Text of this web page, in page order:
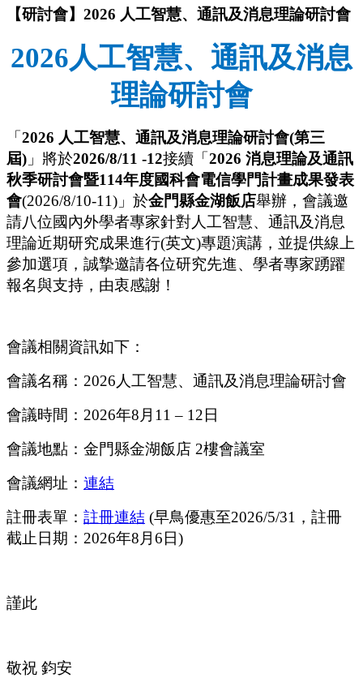
【研討會】2026 人工智慧、通訊及消息理論研討會
2026人工智慧、通訊及消息
理論研討會
「 2026 人工智慧、通訊及消息理論研討會(第三
屆) 」將於2026/8/11 -12接續「 2026 消息理論及通訊
秋季研討會暨114年度國科會電信學門計畫成果發表
會(2026/8/10-11) 」於金門縣金湖飯店舉辦，會議邀
請八位國內外學者專家針對人工智慧、通訊及消息
理論近期研究成果進行(英文)專題演講，並提供線上
參加選項，誠摯邀請各位研究先進、學者專家踴躍
報名與支持，由衷感謝！
會議相關資訊如下：
會議名稱： 2026人工智慧、通訊及消息理論研討會
會議時間： 2026年8月 11 – 12 日
會議地點：金門縣金湖飯店 2樓會議室
會議網址： 連結
註冊表單： 註冊連結 (早鳥優惠至2026/5/31 ，註冊
截止日期： 2026年8月 6 日)
謹此
敬祝 鈞安